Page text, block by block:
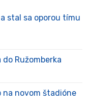
stal sa oporou tímu
Ružomberka
novom štadióne